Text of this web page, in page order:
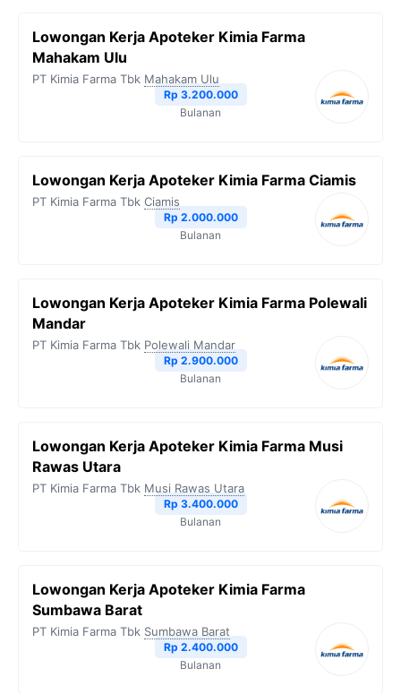
Lowongan Kerja Apoteker Kimia Farma
Mahakam Ulu
PT Kimia Farma Tbk Mahakam Ulu
Rp 3.200.000
Bulanan
Lowongan Kerja Apoteker Kimia Farma Ciamis
PT Kimia Farma Tbk Ciamis
Rp 2.000.000
Bulanan
Lowongan Kerja Apoteker Kimia Farma Polewali
Mandar
PT Kimia Farma Tbk Polewali Mandar
Rp 2.900.000
Bulanan
Lowongan Kerja Apoteker Kimia Farma Musi
Rawas Utara
PT Kimia Farma Tbk Musi Rawas Utara
Rp 3.400.000
Bulanan
Lowongan Kerja Apoteker Kimia Farma
Sumbawa Barat
PT Kimia Farma Tbk Sumbawa Barat
Rp 2.400.000
Bulanan